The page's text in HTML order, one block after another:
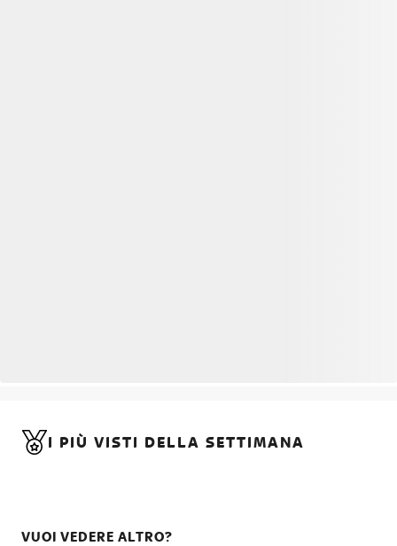
I PIÙ VISTI DELLA SETTIMANA
VUOI VEDERE ALTRO?